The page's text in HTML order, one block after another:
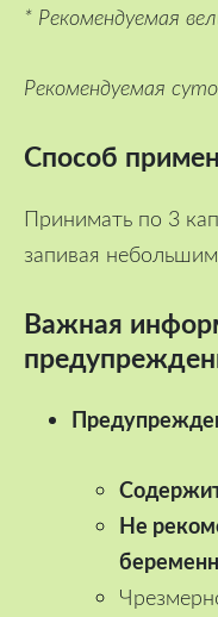
* Рекомендуемая
Рекомендуемая
Способ
Принимать по 3
запивая
Важная
Не